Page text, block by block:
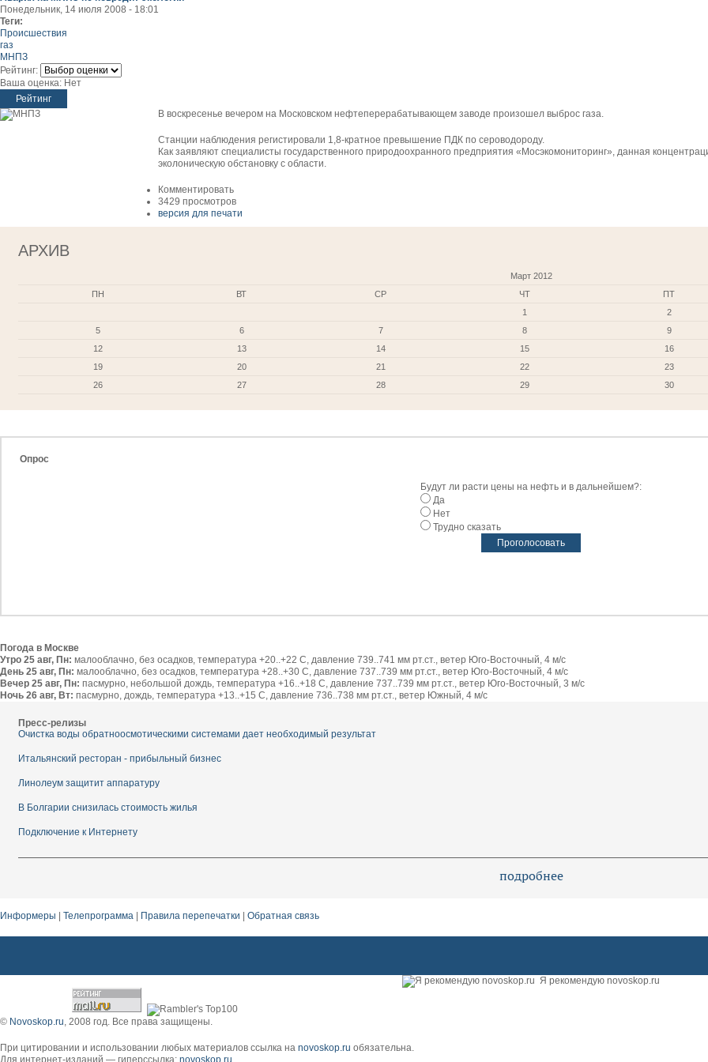
Понедельник, 14 июля 2008 - 18:01
Теги:
Происшествия
газ
МНПЗ
Рейтинг:
Ваша оценка: Нет
В воскресенье вечером на Московском нефтеперерабатывающем заводе произошел выброс газа.
Станции наблюдения регистировали 1,8-кратное превышение ПДК по сероводороду.
Как заявляют специалисты государственного природоохранного предприятия «Мосэкомониторинг», данная
эколоническую обстановку с области.
Комментировать
3429 просмотров
версия для печати
АРХИВ
Март 2012
ПН
ВТ СР ЧТ ПТ
1
2
5
6 7 8 9
12
13 14 15 16
19
20 21 22 23
26
27 28 29 30
Опрос
Будут ли расти цены на нефть и в дальнейшем?:
Да
Нет
Трудно сказать
Погода в Москве
Утро 25 авг, Пн: малооблачно, без осадков, температура +20..+22 С, давление 739..741 мм рт.ст., ветер Юго-Восточный, 4 м/с
День 25 авг, Пн: малооблачно, без осадков, температура +28..+30 С, давление 737..739 мм рт.ст., ветер Юго-Восточный, 4 м/с
Вечер 25 авг, Пн: пасмурно, небольшой дождь, температура +16..+18 С, давление 737..739 мм рт.ст., ветер Юго-Восточный, 3 м/с
Ночь 26 авг, Вт: пасмурно, дождь, температура +13..+15 С, давление 736..738 мм рт.ст., ветер Южный, 4 м/с
Пресс-релизы
Очистка воды обратноосмотическими системами дает необходимый результат
Итальянский ресторан - прибыльный бизнес
Линолеум защитит аппаратуру
В Болгарии снизилась стоимость жилья
Подключение к Интернету
подробнее
Информеры Телепрограмма Правила перепечатки Обратная связь
Я рекомендую novoskop.ru
© Novoskop.ru, 2008 год. Все права защищены.
При цитировании и использовании любых материалов ссылка на novoskop.ru обязательна.
Для интернет-изданий — гиперссылка: novoskop.ru